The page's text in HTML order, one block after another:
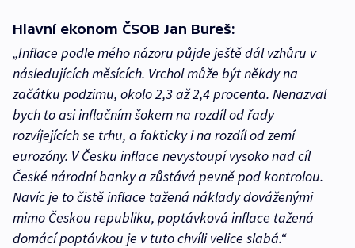
Hlavní ekonom ČSOB Jan Bureš:
„Inflace podle mého názoru půjde ještě dál vzhůru v
následujících měsících. Vrchol může být někdy na
začátku podzimu, okolo 2,3 až 2,4 procenta. Nenazval
bych to asi inflačním šokem na rozdíl od řady
rozvíjejících se trhu, a fakticky i na rozdíl od zemí
eurozóny. V Česku inflace nevystoupí vysoko nad cíl
České národní banky a zůstává pevně pod kontrolou.
Navíc je to čistě inflace tažená náklady dováženými
mimo Českou republiku, poptávková inflace tažená
domácí poptávkou je v tuto chvíli velice slabá.“